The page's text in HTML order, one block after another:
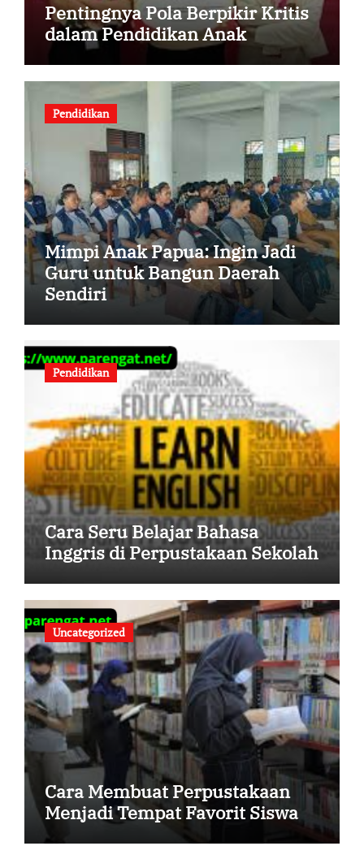
Pentingnya Pola Berpikir Kritis
dalam Pendidikan Anak
Pendidikan
Mimpi Anak Papua: Ingin Jadi
Guru untuk Bangun Daerah
Sendiri
Pendidikan
Cara Seru Belajar Bahasa
Inggris di Perpustakaan Sekolah
Uncategorized
Cara Membuat Perpustakaan
Menjadi Tempat Favorit Siswa